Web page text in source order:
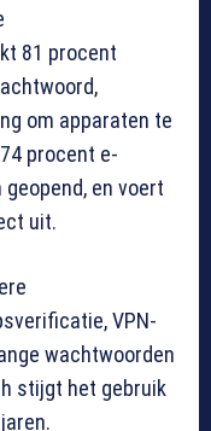
81 procent
om apparaten te
procent e-
en voert
uit.
VPN-
wachtwoorden
stijgt het gebruik